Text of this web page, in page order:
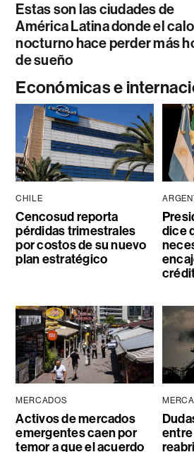
Estas son las ciudades de
América Latina donde el
nocturno hace perder más
de sueño
Económicas e
CHILE
Cencosud reporta
pérdidas trimestrales
por costos de su nuevo
plan estratégico
dice
MERCADOS
Activos de mercados
emergentes caen por
temor a que el acuerdo
entre